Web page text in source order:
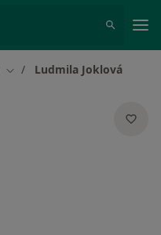
Změna města
Ludmila Joklová